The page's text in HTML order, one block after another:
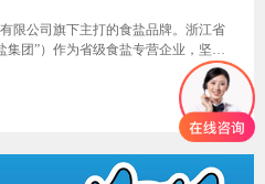
限公司旗下主打的食盐品牌。浙江省
集团”）作为省级食盐专营企业，坚守
省盐产品的生产经营管理和保障供应
立于1978年的浙江省盐业公司，现注